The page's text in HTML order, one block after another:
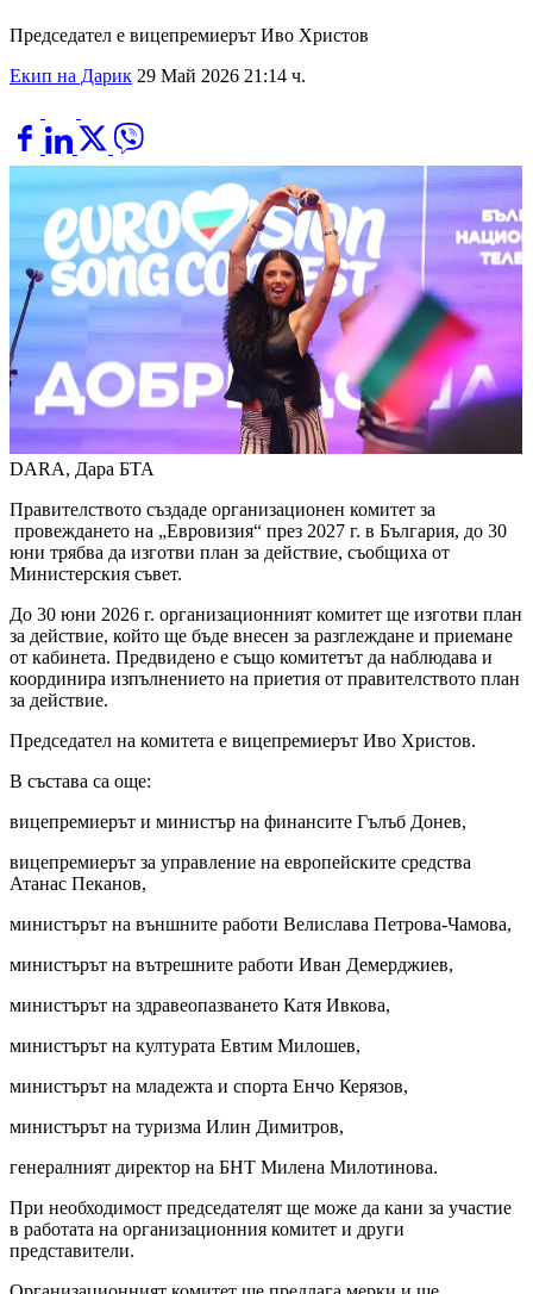
Председател е вицепремиерът Иво Христов
Екип на Дарик 29 Май 2026 21:14 ч.
DARA, Дара БТА
Правителството създаде организационен комитет за
провеждането на „Евровизия“ през 2027 г. в България, до 30
юни трябва да изготви план за действие, съобщиха от
Министерския съвет.
До 30 юни 2026 г. организационният комитет ще изготви план
за действие, който ще бъде внесен за разглеждане и приемане
от кабинета. Предвидено е също комитетът да наблюдава и
координира изпълнението на приетия от правителството план
за действие.
Председател на комитета е вицепремиерът Иво Христов.
В състава са още:
вицепремиерът и министър на финансите Гълъб Донев,
вицепремиерът за управление на европейските средства
Атанас Пеканов,
министърът на външните работи Велислава Петрова-Чамова,
министърът на вътрешните работи Иван Демерджиев,
министърът на здравеопазването Катя Ивкова,
министърът на културата Евтим Милошев,
министърът на младежта и спорта Енчо Керязов,
министърът на туризма Илин Димитров,
генералният директор на БНТ Милена Милотинова.
При необходимост председателят ще може да кани за участие
в работата на организационния комитет и други
представители.